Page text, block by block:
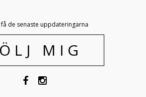
de senaste uppdateringarna
MIG